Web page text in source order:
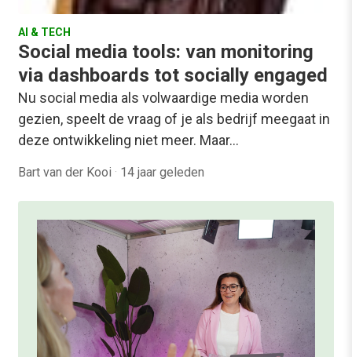
AI & TECH
Social media tools: van monitoring
via dashboards tot socially engaged
Nu social media als volwaardige media worden
gezien, speelt de vraag of je als bedrijf meegaat in
deze ontwikkeling niet meer. Maar…
Bart van der Kooi · 14 jaar geleden